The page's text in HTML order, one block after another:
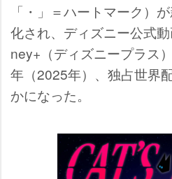
「・」＝ハートマーク）
化され、ディズニー公式
ney+（ディズニープラス
年（2025年）、独占世界
かになった。